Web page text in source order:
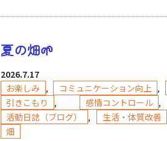
夏の畑🌱
2026.7.17
お楽しみ , コミュニケーション向上 ,
引きこもり
, 感情コントロール
活動日誌（ブログ）
, 生活・体質改善
畑